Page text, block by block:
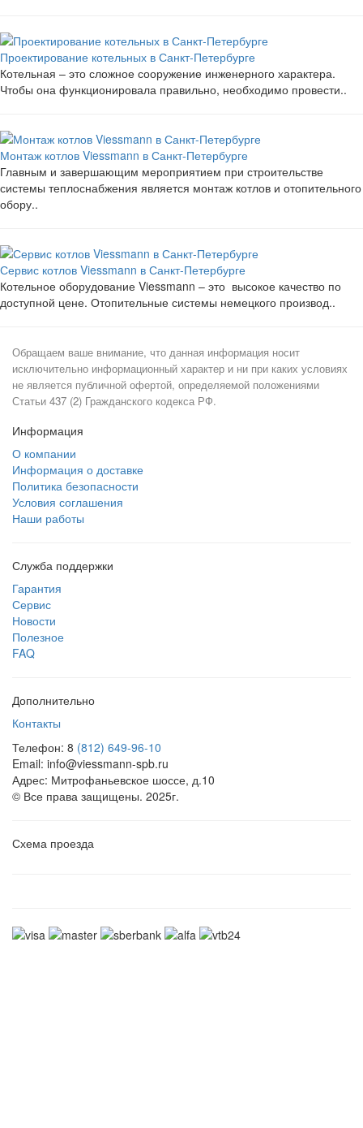
Проектирование котельных в Санкт-Петербурге
Котельная – это сложное сооружение инженерного характера.
Чтобы она функционировала правильно, необходимо провести..
Монтаж котлов Viessmann в Санкт-Петербурге
Главным и завершающим мероприятием при строительстве
системы теплоснабжения является монтаж котлов и отопительного
обору..
Сервис котлов Viessmann в Санкт-Петербурге
Котельное оборудование Viessmann – это высокое качество по
доступной цене. Отопительные системы немецкого производ..
Обращаем ваше внимание, что данная информация носит
исключительно информационный характер и ни при каких условиях
не является публичной офертой, определяемой положениями
Статьи 437 (2) Гражданского кодекса РФ.
Информация
О компании
Информация о доставке
Политика безопасности
Условия соглашения
Наши работы
Служба поддержки
Гарантия
Сервис
Новости
Полезное
FAQ
Дополнительно
Контакты
Телефон: 8 (812) 649-96-10
Email: info@viessmann-spb.ru
Адрес: Митрофаньевское шоссе, д.10
© Все права защищены. 2025г.
Схема проезда